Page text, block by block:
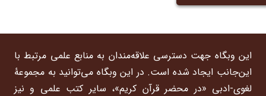
این وبگاه جهت دسترسی علاقه‌مندان به منابع علمی مرتبط با
این‌جانب ایجاد شده است. در این وبگاه می‌توانید به مجموعۀ
لغوی-ادبی «در محضر قرآن کریم»، سایر کتب علمی و نیز